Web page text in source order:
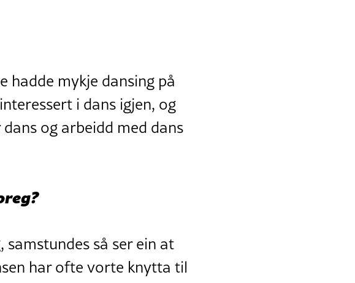
hadde mykje dansing på
i dans igjen, og
og arbeidd med dans
så ser ein at
har ofte vorte knytta til